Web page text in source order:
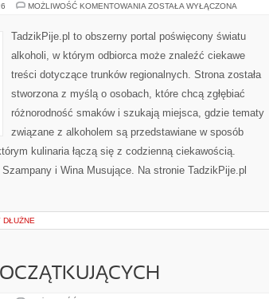
MOŻLIWOŚĆ KOMENTOWANIA TADZIKPIJE
ZOSTAŁA WYŁĄCZONA
TadzikPije.pl to obszerny portal poświęcony światu
alkoholi, w którym odbiorca może znaleźć ciekawe
treści dotyczące trunków regionalnych. Strona została
stworzona z myślą o osobach, które chcą zgłębiać
różnorodność smaków i szukają miejsca, gdzie tematy
związane z alkoholem są przedstawiane w sposób
kulinaria łączą się z codzienną ciekawością.
i Wina Musujące. Na stronie TadzikPije.pl
DŁUŻNE